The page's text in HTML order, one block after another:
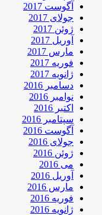
آگوست 2017
جولای 2017
ژوئن 2017
آوریل 2017
مارس 2017
فوریه 2017
ژانویه 2017
دسامبر 2016
نوامبر 2016
اکتبر 2016
سپتامبر 2016
آگوست 2016
جولای 2016
ژوئن 2016
می 2016
آوریل 2016
مارس 2016
فوریه 2016
ژانویه 2016